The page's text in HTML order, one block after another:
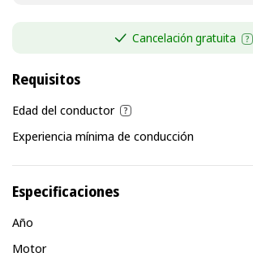
Cancelación gratuita
Requisitos
Edad del conductor
Experiencia mínima de conducción
Especificaciones
Año
Motor